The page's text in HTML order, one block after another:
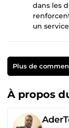
dans les
un
Plus de
À propos